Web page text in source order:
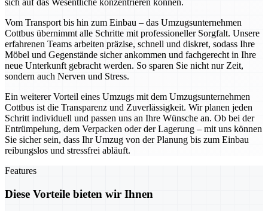
sich auf das Wesentliche konzentrieren können.
Vom Transport bis hin zum Einbau – das Umzugsunternehmen
Cottbus übernimmt alle Schritte mit professioneller Sorgfalt. Unsere
erfahrenen Teams arbeiten präzise, schnell und diskret, sodass Ihre
Möbel und Gegenstände sicher ankommen und fachgerecht in Ihre
neue Unterkunft gebracht werden. So sparen Sie nicht nur Zeit,
sondern auch Nerven und Stress.
Ein weiterer Vorteil eines Umzugs mit dem Umzugsunternehmen
Cottbus ist die Transparenz und Zuverlässigkeit. Wir planen jeden
Schritt individuell und passen uns an Ihre Wünsche an. Ob bei der
Entrümpelung, dem Verpacken oder der Lagerung – mit uns können
Sie sicher sein, dass Ihr Umzug von der Planung bis zum Einbau
reibungslos und stressfrei abläuft.
Features
Diese Vorteile bieten wir Ihnen